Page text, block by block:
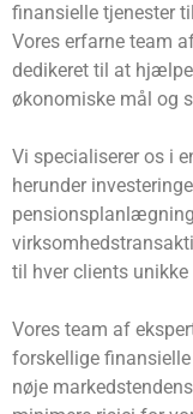
finansielle tjenester
Vores erfarne team
dedikeret til at
økonomiske mål og
Vi specialiserer os i
herunder
til hver clients
Vores team af
forskellige
nøje